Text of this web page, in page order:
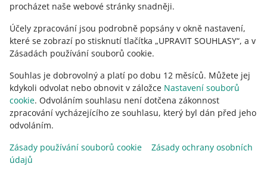
procházet naše webové stránky snadněji.
Účely zpracování jsou podrobně popsány v okně nastavení,
které se zobrazí po stisknutí tlačítka „UPRAVIT SOUHLASY“, a v
Zásadách používání souborů cookie.
Souhlas je dobrovolný a platí po dobu 12 měsíců. Můžete jej
kdykoli odvolat nebo obnovit v záložce Nastavení souborů
cookie. Odvoláním souhlasu není dotčena zákonnost
zpracování vycházejícího ze souhlasu, který byl dán před jeho
odvoláním.
Zásady používání souborů cookie
Zásady ochrany osobních
údajů